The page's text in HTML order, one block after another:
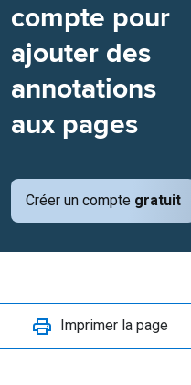
compte pour
ajouter des
annotations
aux pages
Créer un compte gratuit
Imprimer la page